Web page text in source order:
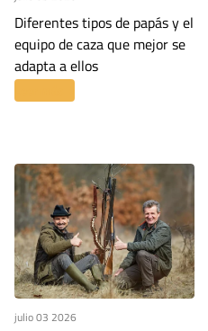
Diferentes tipos de papás y el
equipo de caza que mejor se
adapta a ellos
julio 03 2026